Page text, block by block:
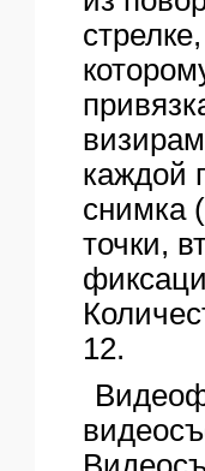
каждой
снимка
точки,
12.